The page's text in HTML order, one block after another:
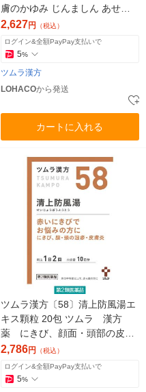
膚のかゆみ じんましん あせも
【第2類医薬品】
2,627円 （税込）
ログイン&全額PayPay支払いで
5%
ツムラ漢方
LOHACOから発送
カートに入れる
ツムラ漢方〔58〕清上防風湯エ
キス顆粒 20包 ツムラ 漢方
薬 にきび、顔面・頭部の皮膚
炎、あかはな（酒さ）【第2類
医薬品】
2,786円 （税込）
ログイン&全額PayPay支払いで
5%